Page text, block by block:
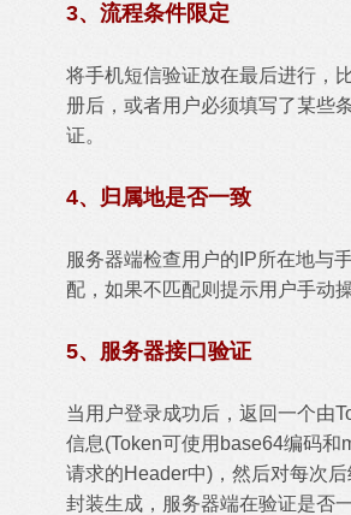
3、流程条件限定
将手机短信验证放在最后进行，
册后，或者用户必须填写了某些
证。
4、归属地是否一致
服务器端检查用户的IP所在地与
配，如果不匹配则提示用户手动操
5、服务器接口验证
当用户登录成功后，返回一个由
信息(Token可使用base64编码和
请求的Header中)，然后对每次
封装生成，服务器端在验证是否